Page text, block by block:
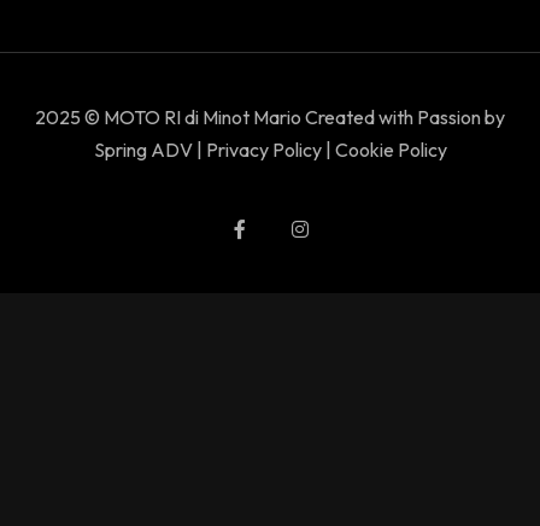
2025 © MOTO RI di Minot Mario Created with Passion by
Spring ADV| Privacy Policy| Cookie Policy